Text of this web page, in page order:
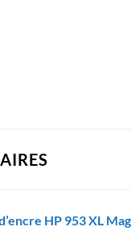
HP 953 XL